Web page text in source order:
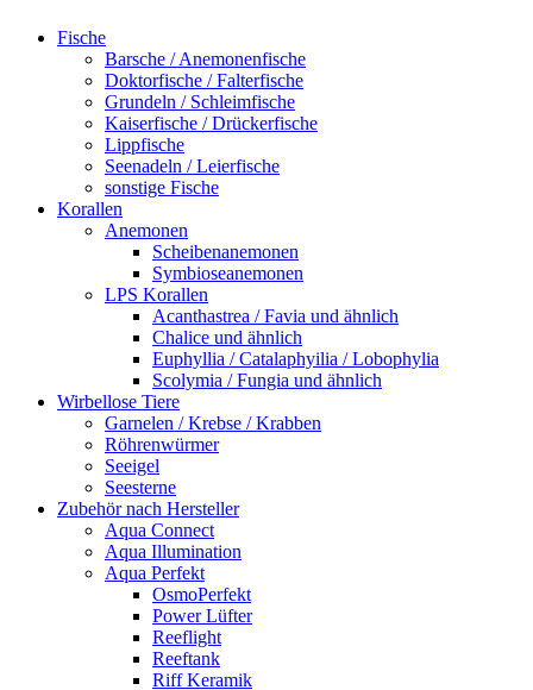
Fische
Barsche / Anemonenfische
Doktorfische / Falterfische
Grundeln / Schleimfische
Kaiserfische / Drückerfische
Lippfische
Seenadeln / Leierfische
sonstige Fische
Korallen
Anemonen
Scheibenanemonen
Symbioseanemonen
LPS Korallen
Acanthastrea / Favia und ähnlich
Chalice und ähnlich
Euphyllia / Catalaphyilia / Lobophylia
Scolymia / Fungia und ähnlich
Wirbellose Tiere
Garnelen / Krebse / Krabben
Röhrenwürmer
Seeigel
Seesterne
Zubehör nach Hersteller
Aqua Connect
Aqua Illumination
Aqua Perfekt
OsmoPerfekt
Power Lüfter
Reeflight
Reeftank
Riff Keramik